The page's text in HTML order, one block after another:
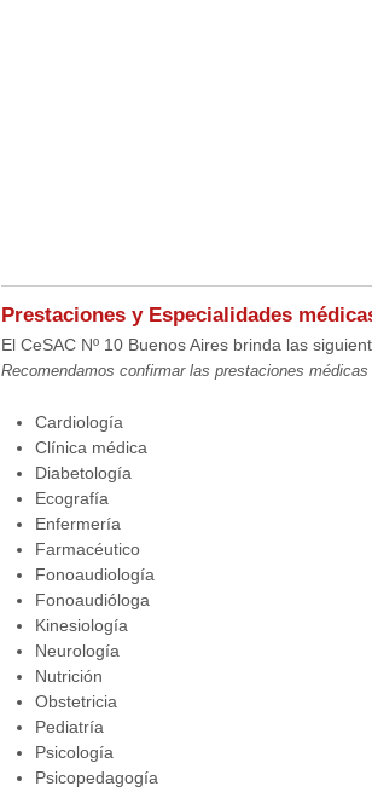
Prestaciones y Especialidades
El CeSAC Nº 10 Buenos Aires brinda las
Recomendamos confirmar las prestaciones
Cardiología
Clínica médica
Diabetología
Ecografía
Enfermería
Farmacéutico
Fonoaudiología
Fonoaudióloga
Kinesiología
Neurología
Nutrición
Obstetricia
Pediatría
Psicología
Psicopedagogía